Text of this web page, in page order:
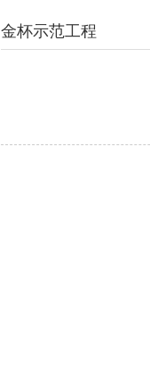
金杯示范工程